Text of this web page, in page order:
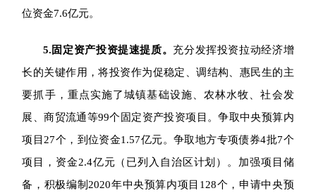
位资金7.6亿元。
5.固定资产投资提速提质。 充分发挥投资拉动经济增
长的关键作用，将投资作为促稳定、调结构、惠民生的主
要抓手，重点实施了城镇基础设施、农林水牧、社会发
展、商贸流通等99个固定资产投资项目。争取中央预算内
项目27个，到位资金1.57亿元。争取地方专项债券4批7个
项目，资金2.4亿元（已列入自治区计划）。加强项目储
备，积极编制2020年中央预算内项目128个，申请中央预